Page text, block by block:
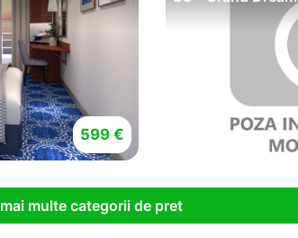
599 €
mai multe categorii de pret